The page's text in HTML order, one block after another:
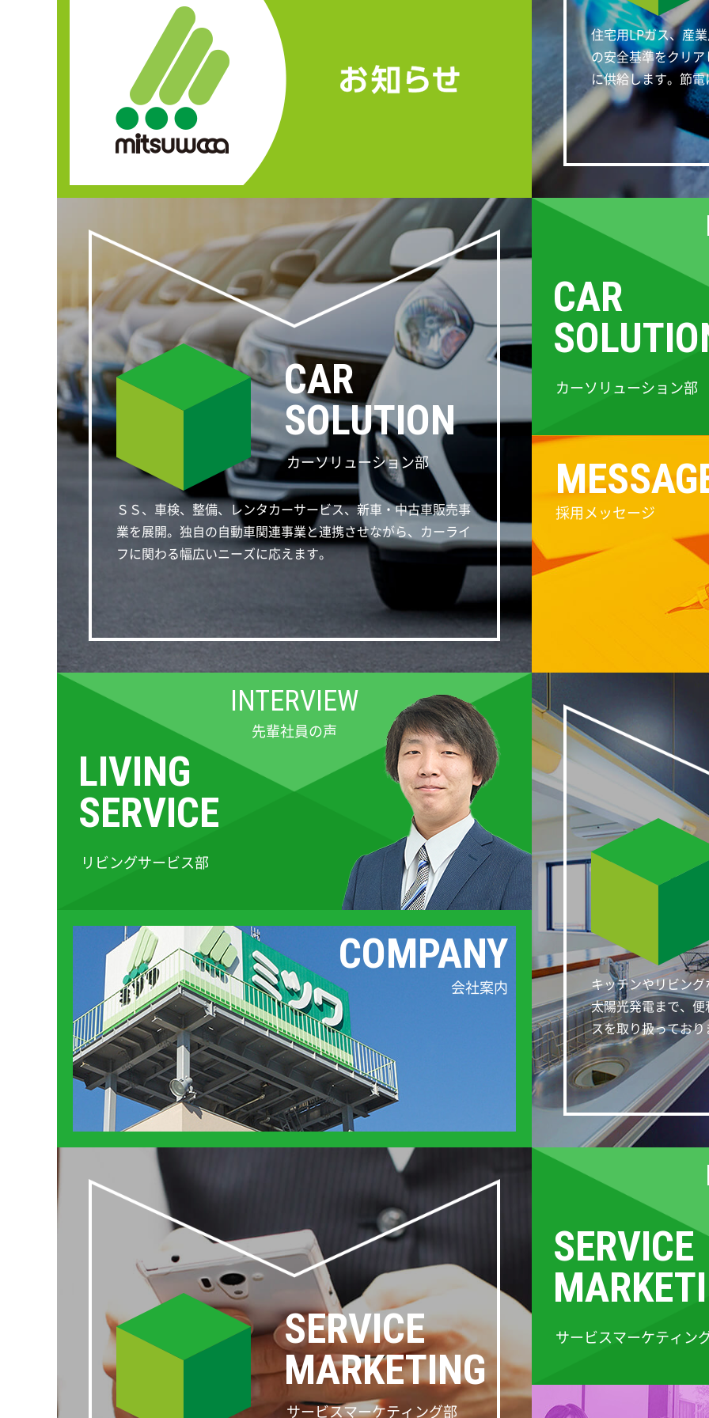
住宅用LPガス、産
の安全基準をクリ
に供給します。節
CAR
SOLUTION
カーソリューション部
ＳＳ、車検、整備、レンタカーサービス、新車・中古車販売事
業を展開。独自の自動車関連事業と連携させながら、カーライ
フに関わる幅広いニーズに応えます。
CAR
カーソリューション部
採用メッセージ
キッチンやリビン
太陽光発電まで、
スを取り扱っており
INTERVIEW
先輩社員の声
LIVING
SERVICE
リビングサービス部
COMPANY
会社案内
SERVICE
MARKETING
サービスマーケティング部
SERVICE
サービスマーケティン